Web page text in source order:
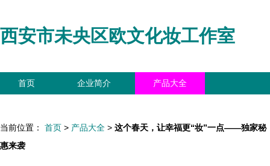
西安市未央区欧文化妆工作室
首页 企业简介 产品大全
当前位置： 首页 > 产品大全 > 这个春天，让幸福更“妆”一点——独家秘
惠来袭